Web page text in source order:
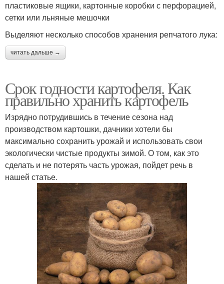
пластиковые ящики, картонные коробки с перфорацией,
сетки или льняные мешочки
Выделяют несколько способов хранения репчатого лука:
читать дальше →
Срок годности картофеля. Как
правильно хранить картофель
Изрядно потрудившись в течение сезона над
производством картошки, дачники хотели бы
максимально сохранить урожай и использовать свои
экологически чистые продукты зимой. О том, как это
сделать и не потерять часть урожая, пойдет речь в
нашей статье.